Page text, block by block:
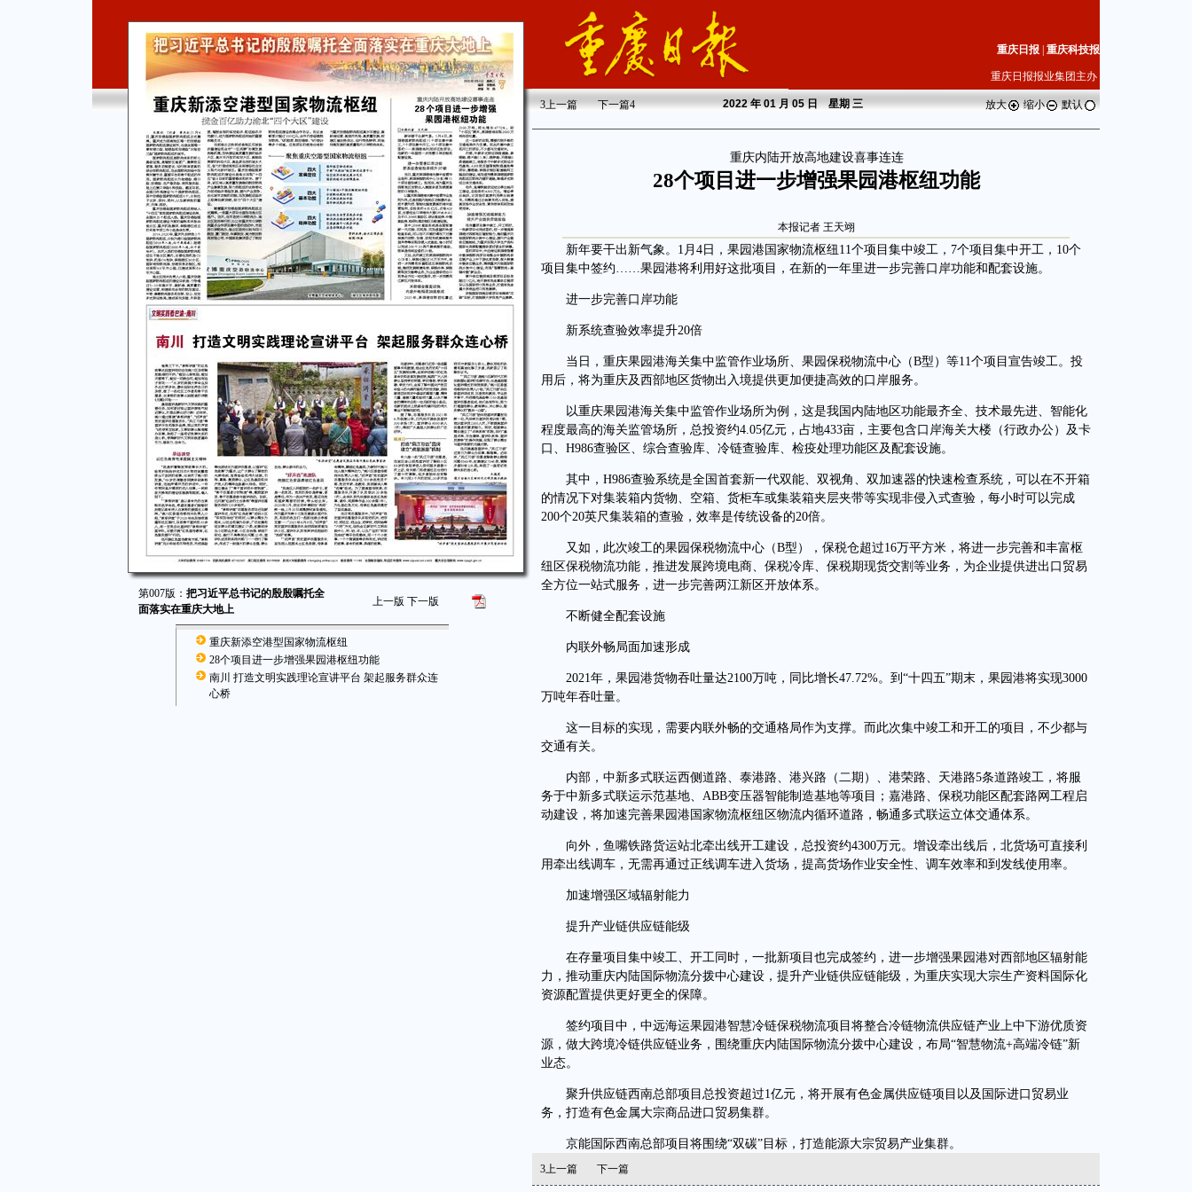
第007版： 把习近平总书记的殷殷嘱托全
面落实在重庆大地上
上一版 下一版
重庆新添空港型国家物流枢纽
28个项目进一步增强果园港枢纽功能
南川 打造文明实践理论宣讲平台 架起服务群众连
心桥
重庆日报 重庆科技报
重庆日报报业集团主办
3上一篇 下一篇4 2022年 01 月 05 日 星期三 放大 缩小 默认
重庆内陆开放高地建设喜事连连
28个项目进一步增强果园港枢纽功能
本报记者 王天翊
新年要干出新气象。1月4日，果园港国家物流枢纽11个项目集中竣工，7个项目集中开工，10个
项目集中签约……果园港将利用好这批项目，在新的一年里进一步完善口岸功能和配套设施。
进一步完善口岸功能
新系统查验效率提升20倍
当日，重庆果园港海关集中监管作业场所、果园保税物流中心（B型）等11个项目宣告竣工。投
用后，将为重庆及西部地区货物出入境提供更加便捷高效的口岸服务。
以重庆果园港海关集中监管作业场所为例，这是我国内陆地区功能最齐全、技术最先进、智能化
程度最高的海关监管场所，总投资约4.05亿元，占地433亩，主要包含口岸海关大楼（行政办公）及卡
口、H986查验区、综合查验库、冷链查验库、检疫处理功能区及配套设施。
其中，H986查验系统是全国首套新一代双能、双视角、双加速器的快速检查系统，可以在不开箱
的情况下对集装箱内货物、空箱、货柜车或集装箱夹层夹带等实现非侵入式查验，每小时可以完成
200个20英尺集装箱的查验，效率是传统设备的20倍。
又如，此次竣工的果园保税物流中心（B型），保税仓超过16万平方米，将进一步完善和丰富枢
纽区保税物流功能，推进发展跨境电商、保税冷库、保税期现货交割等业务，为企业提供进出口贸易
全方位一站式服务，进一步完善两江新区开放体系。
不断健全配套设施
内联外畅局面加速形成
2021年，果园港货物吞吐量达2100万吨，同比增长47.72%。到“十四五”期末，果园港将实现3000
万吨年吞吐量。
这一目标的实现，需要内联外畅的交通格局作为支撑。而此次集中竣工和开工的项目，不少都与
交通有关。
内部，中新多式联运西侧道路、泰港路、港兴路（二期）、港荣路、天港路5条道路竣工，将服
务于中新多式联运示范基地、ABB变压器智能制造基地等项目；嘉港路、保税功能区配套路网工程启
动建设，将加速完善果园港国家物流枢纽区物流内循环道路，畅通多式联运立体交通体系。
向外，鱼嘴铁路货运站北牵出线开工建设，总投资约4300万元。增设牵出线后，北货场可直接利
用牵出线调车，无需再通过正线调车进入货场，提高货场作业安全性、调车效率和到发线使用率。
加速增强区域辐射能力
提升产业链供应链能级
在存量项目集中竣工、开工同时，一批新项目也完成签约，进一步增强果园港对西部地区辐射能
力，推动重庆内陆国际物流分拨中心建设，提升产业链供应链能级，为重庆实现大宗生产资料国际化
资源配置提供更好更全的保障。
签约项目中，中远海运果园港智慧冷链保税物流项目将整合冷链物流供应链产业上中下游优质资
源，做大跨境冷链供应链业务，围绕重庆内陆国际物流分拨中心建设，布局“智慧物流+高端冷链”新
业态。
聚升供应链西南总部项目总投资超过1亿元，将开展有色金属供应链项目以及国际进口贸易业
务，打造有色金属大宗商品进口贸易集群。
京能国际西南总部项目将围绕“双碳”目标，打造能源大宗贸易产业集群。
3上一篇 下一篇